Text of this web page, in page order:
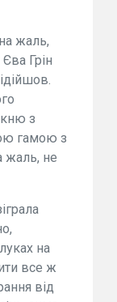
жаль,
Грін
з
гамою з
жаль, не
на
все ж
від